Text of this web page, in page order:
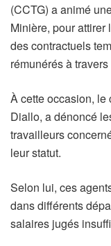
(CCTG) a animé
Minière, pour attirer
des contractuels
rémunérés à
À cette occasion,
Diallo, a dénoncé
travailleurs
leur statut.
Selon lui, ces
dans différents
salaires jugés